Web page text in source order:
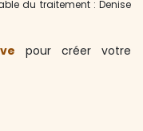
du traitement : Denise
pour créer votre